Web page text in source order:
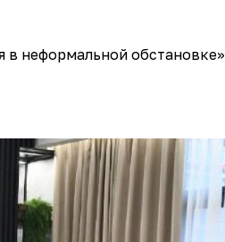
в неформальной обстановке»